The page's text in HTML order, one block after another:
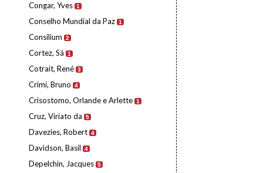
Congar, Yves 1
Conselho Mundial da Paz 1
Consilium 2
Cortez, Sá 1
Cotrait, René 3
Crimi, Bruno 4
Crisostomo, Orlande e Arlette 1
Cruz, Viriato da 5
Davezies, Robert 4
Davidson, Basil 4
Depelchin, Jacques 5